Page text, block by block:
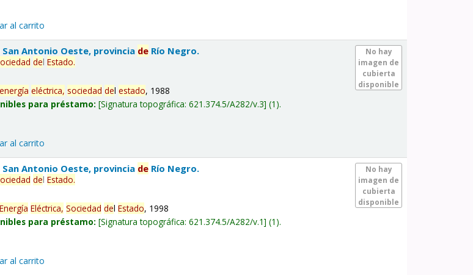
al carrito
No hay
imagen de
cubierta
disponible
Antonio Oeste, provincia de Río Negro.
delEstado.
energía eléctrica, sociedad delestado, 1988
para préstamo: Signatura topográfica:621.374.5/A282/v.3 (1).
al carrito
No hay
imagen de
cubierta
disponible
Antonio Oeste, provincia de Río Negro.
delEstado.
Energía Eléctrica, Sociedad delEstado, 1998
para préstamo: Signatura topográfica:621.374.5/A282/v.1 (1).
al carrito